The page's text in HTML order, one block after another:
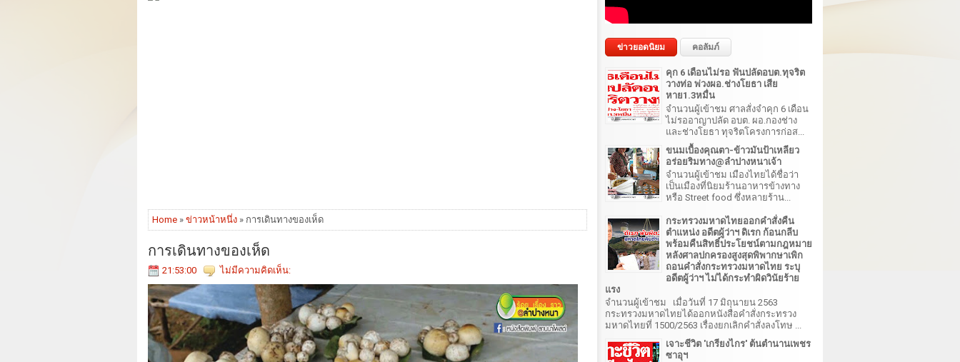
Home » ข่าวหน้าหนึ่ง » การเดินทางของเห็ด
การเดินทางของเห็ด
21:53:00 ไม่มีความคิดเห็น:
ข่าวยอดนิยม คอลัมภ์
คุก 6 เดือนไม่รอ ฟันปลัดอบต.ทุจริต
วางท่อ พ่วงผอ.ช่างโยธา เสีย
หาย1.3หมื่น
จำนวนผู้เข้าชม ศาลสั่งจำคุก 6 เดือน
ไม่รออาญาปลัด อบต. ผอ.กองช่าง
และช่างโยธา ทุจริตโครงการก่อส...
ขนมเบื้องคุณตา-ข้าวมันป้าเหลียว
อร่อยริมทาง@ลำปางหนาเจ้า
จำนวนผู้เข้าชม เมืองไทยได้ชื่อว่า
เป็นเมืองที่นิยมร้านอาหารข้างทาง
หรือ Street food ซึ่งหลายร้าน...
กระทรวงมหาดไทยออกคำสั่งคืน
ตำแหน่ง อดีตผู้ว่าฯ ดิเรก ก้อนกลีบ
พร้อมคืนสิทธิ์ประโยชน์ตามกฎหมาย
หลังศาลปกครองสูงสุดพิพากษาเพิก
ถอนคำสั่งกระทรวงมหาดไทย ระบุ
อดีตผู้ว่าฯ ไม่ได้กระทำผิดวินัยร้าย
แรง
จำนวนผู้เข้าชม เมื่อวันที่ 17 มิถุนายน 2563
กระทรวงมหาดไทยได้ออกหนังสือคำสั่งกระทรวง
มหาดไทยที่ 1500/2563 เรื่องยกเลิกคำสั่งลงโทษ ...
เจาะชีวิต 'เกรียงไกร' ต้นตำนานเพชร
ซาอุฯ